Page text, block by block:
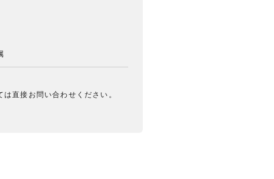
直接お問い合わせください。